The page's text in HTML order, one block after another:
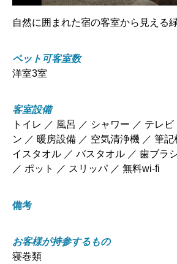
自然に囲まれた宿の客室から見える
ペット可客室数
洋室3室
客室設備
トイレ ／ 風呂 ／ シャワー ／ テレ
ン ／ 暖房設備 ／ 空気清浄機 ／ 筆
イスタオル ／ バスタオル ／ 歯ブラ
／ ポット ／ スリッパ ／ 無料wi-fi
備考
お客様が持参するもの
寝巻類